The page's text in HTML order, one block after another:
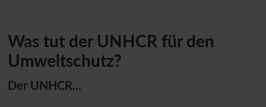
Was tut der UNHCR für den
Umweltschutz?
Der UNHCR...